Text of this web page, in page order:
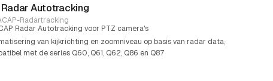
Radar Autotracking
Radartracking
Radar Autotracking voor PTZ camera's
van kijkrichting en zoomniveau op basis van radar data
met de series Q60, Q61, Q62, Q86 en Q87